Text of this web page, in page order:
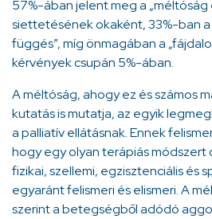
57%-ában jelent meg a „méltóság
siettetésének okaként, 33%-ban a
függés”, míg önmagában a
kérvények csupán 5%-ában.
A méltóság, ahogy ez és számos
kutatás is mutatja, az egyik
a palliatív ellátásnak. Ennek
hogy egy olyan terápiás módszert
fizikai, szellemi, egzisztenciális és
egyaránt felismeri és elismeri. A
szerint a betegségből adódó